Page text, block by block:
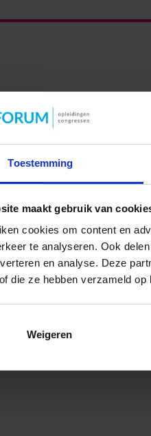
Toestemming
maakt gebruik van
cookies om content en
te analyseren. Ook
en analyse. Deze
die ze hebben verzameld
Weigeren